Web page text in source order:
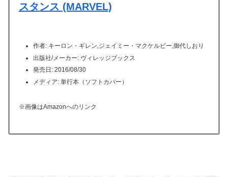
スタンス (MARVEL)
作者: キーロン・ギレン,ジェイミー・マクケルビー,御代しおり
出版社/メーカー: ヴィレッジブックス
発売日: 2016/08/30
メディア: 単行本（ソフトカバー）
※画像はAmazonへのリンク